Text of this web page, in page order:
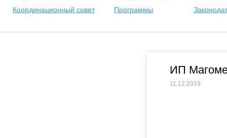
Координационный совет
Программы
ИП
11.12.2019